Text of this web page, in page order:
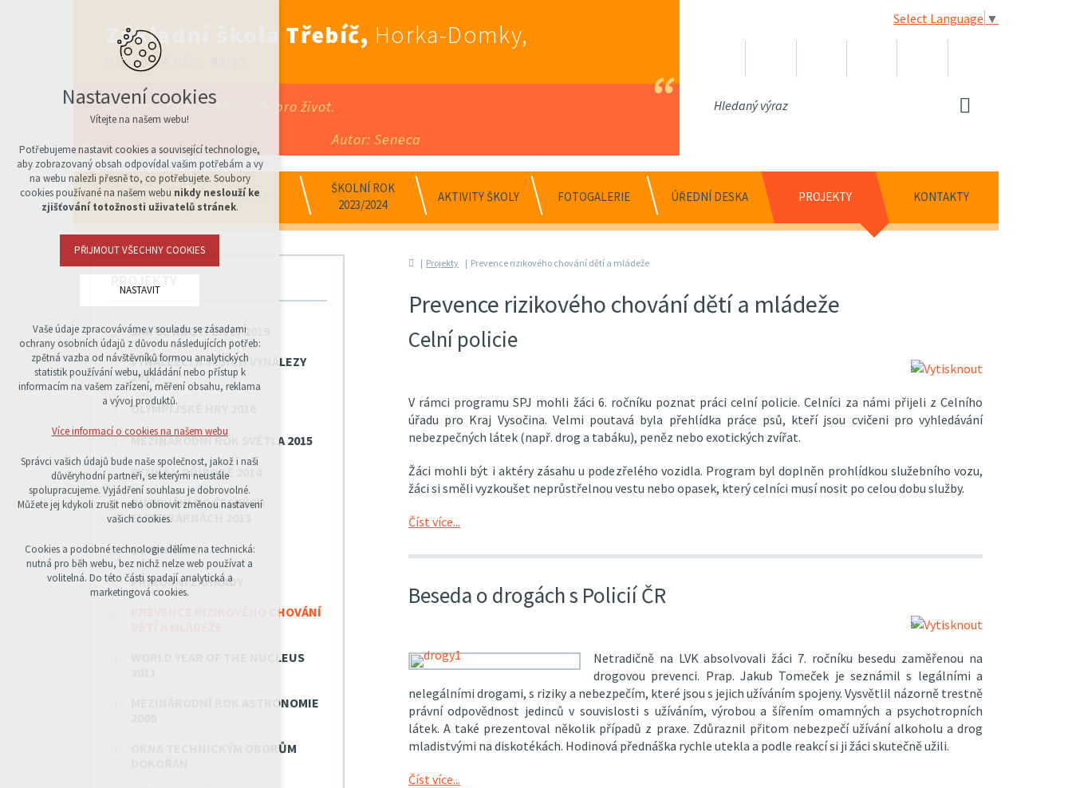
Základní škola Třebíč, Horka-Domky,
Václavské nám. 44/12
Neučíme se pro školu, ale pro život.
Autor: Seneca
Select Language ▼
ÚVOD O ŠKOLE
ŠKOLNÍ ROK
2023/2024
AKTIVITY ŠKOLY FOTOGALERIE ÚŘEDNÍ DESKA PROJEKTY KONTAKTY
Projekty Prevence rizikového chování dětí a mládeže
Prevence rizikového chování dětí a mládeže
Celní policie
V rámci programu SPJ mohli žáci 6. ročníku poznat práci celní policie. Celníci za námi přijeli z Celního
úřadu pro Kraj Vysočina. Velmi poutavá byla přehlídka práce psů, kteří jsou cvičeni pro vyhledávání
nebezpečných látek (např. drog a tabáku), peněz nebo exotických zvířat.
Žáci mohli být i aktéry zásahu u podezřelého vozidla. Program byl doplněn prohlídkou služebního vozu,
žáci si směli vyzkoušet neprůstřelnou vestu nebo opasek, který celníci musí nosit po celou dobu služby.
Číst více...
Beseda o drogách s Policií ČR
Netradičně na LVK absolvovali žáci 7. ročníku besedu zaměřenou na
drogovou prevenci. Prap. Jakub Tomeček je seznámil s legálními a
nelegálními drogami, s riziky a nebezpečím, které jsou s jejich užíváním spojeny. Vysvětlil názorně trestně
právní odpovědnost jedinců v souvislosti s užíváním, výrobou a šířením omamných a psychotropních
látek. A také prezentoval několik případů z praxe. Zdůraznil přitom nebezpečí užívání alkoholu a drog
mladistvými na diskotékách. Hodinová přednáška rychle utekla a podle reakcí si ji žáci skutečně užili.
Číst více...
JAK SE KROTÍ ŽIVLY 2019
VYNÁLEZCI A JEJICH VYNÁLEZY
2017
OLYMPIJSKÉ HRY 2016
MEZINÁRODNÍ ROK SVĚTLA 2015
FYZIKA V PŘÍRODĚ 2014
PUTOVÁNÍ PO ČESKÝCH
ELEKTRÁRNÁCH 2013
ETWINNING
PŘÍRODNÍ ZAHRADY
PREVENCE RIZIKOVÉHO CHOVÁNÍ
WORLD YEAR OF THE NUCLEUS
MEZINÁRODNÍ ROK ASTRONOMIE
OKNA TECHNICKÝM OBORŮM
Nastavení cookies
Vítejte na našem webu!
Potřebujeme nastavit cookies a související technologie,
aby zobrazovaný obsah odpovídal vašim potřebám a vy
na webu nalezli přesně to, co potřebujete. Soubory
cookies používané na našem webu nikdy neslouží ke
zjišťování totožnosti uživatelů stránek.
PŘIJMOUT VŠECHNY COOKIES
NASTAVIT
Technická cookies
nutná pro provozování webu
udržení kontextu stránek (session): případná
přihlášení, volby jazyka, apod.
analytická pro anonymizované vyhodnocení
návštěvnosti
marketingová cookies (Google)
Více informací o cookies na našem webu
ODMÍTNOUT VŠE
Vaše údaje zpracováváme v souladu se zásadami
ochrany osobních údajů z důvodu následujících potřeb:
zpětná vazba od návštěvníků formou analytických
statistik používání webu, ukládání nebo přístup k
informacím na vašem zařízení, měření obsahu, reklama
a vývoj produktů.
Více informací o cookies na našem webu
Správci vašich údajů bude naše společnost, jakož i naši
důvěryhodní partneři, se kterými neustále
spolupracujeme. Vyjádření souhlasu je dobrovolné.
Můžete jej kdykoli zrušit nebo obnovit změnou nastavení
vašich cookies.
Cookies a podobné technologie dělíme na technická:
nutná pro běh webu, bez nichž nelze web používat a
volitelná. Do této části spadají analytická a
marketingová cookies.